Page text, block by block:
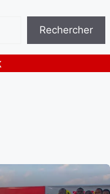
Rechercher